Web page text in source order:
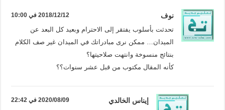
نوف 2018/12/12 في 10:00
تحدثت بأسلوب يفتقر إلى الاحترام وبعيد كل البعد عن
الميدان… ممكن نرى مبادراتك في الميدان غير صف الكلام
بنتائج منسوخة وانتهت صلاحيتها؟
كأنه المقال مكتوب من قبل عشر سنوات؟؟
إيناس الخالدي 2020/08/09 في 22:42